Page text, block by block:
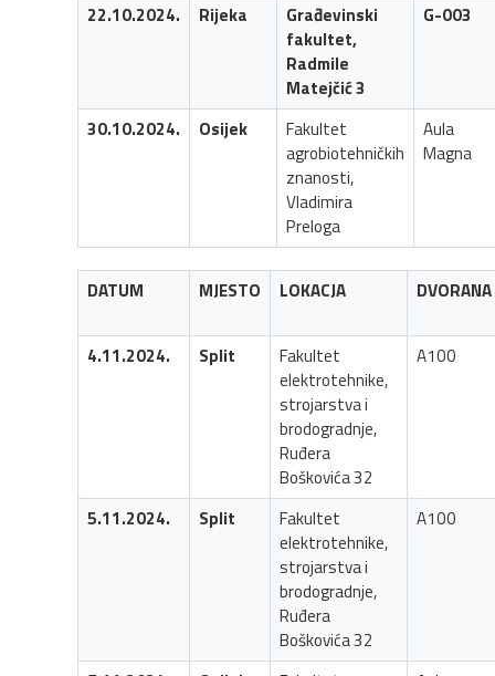
22.10.2024. Rijeka
Građevinski
fakultet,
Radmile
Matejčić 3
G-003
30.10.2024. Osijek
Fakultet
agrobiotehničkih
znanosti,
Vladimira
Preloga
Aula
Magna
DATUM MJESTO LOKACJA DVORANA
4.11.2024. Split
Fakultet
elektrotehnike,
strojarstva i
brodogradnje,
Ruđera
Boškovića 32
A100
5.11.2024. Split
Fakultet
elektrotehnike,
strojarstva i
brodogradnje,
Ruđera
Boškovića 32
A100